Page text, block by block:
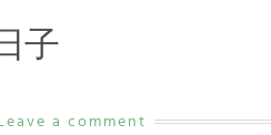
子
a comment